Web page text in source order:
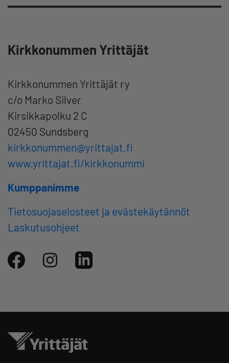
Kirkkonummen Yrittäjät
Kirkkonummen Yrittäjät ry
c/o Marko Silver
Kirsikkapolku 2 C
02450 Sundsberg
kirkkonummen@yrittajat.fi
www.yrittajat.fi/kirkkonummi
Kumppanimme
Tietosuojaselosteet ja evästekäytännöt
Laskutusohjeet